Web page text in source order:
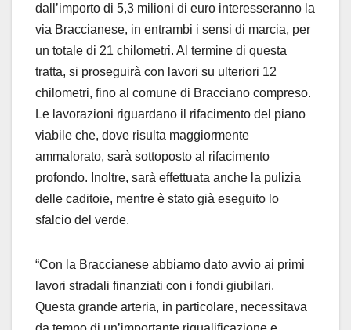
dall’importo di 5,3 milioni di euro interesseranno la
via Braccianese, in entrambi i sensi di marcia, per
un totale di 21 chilometri. Al termine di questa
tratta, si proseguirà con lavori su ulteriori 12
chilometri, fino al comune di Bracciano compreso.
Le lavorazioni riguardano il rifacimento del piano
viabile che, dove risulta maggiormente
ammalorato, sarà sottoposto al rifacimento
profondo. Inoltre, sarà effettuata anche la pulizia
delle caditoie, mentre è stato già eseguito lo
sfalcio del verde.
“Con la Braccianese abbiamo dato avvio ai primi
lavori stradali finanziati con i fondi giubilari.
Questa grande arteria, in particolare, necessitava